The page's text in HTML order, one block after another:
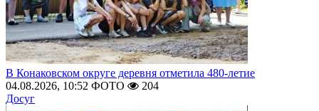
В Конаковском округе деревня отметила 480-летие
04.08.2026, 10:52 ФОТО
204
Досуг